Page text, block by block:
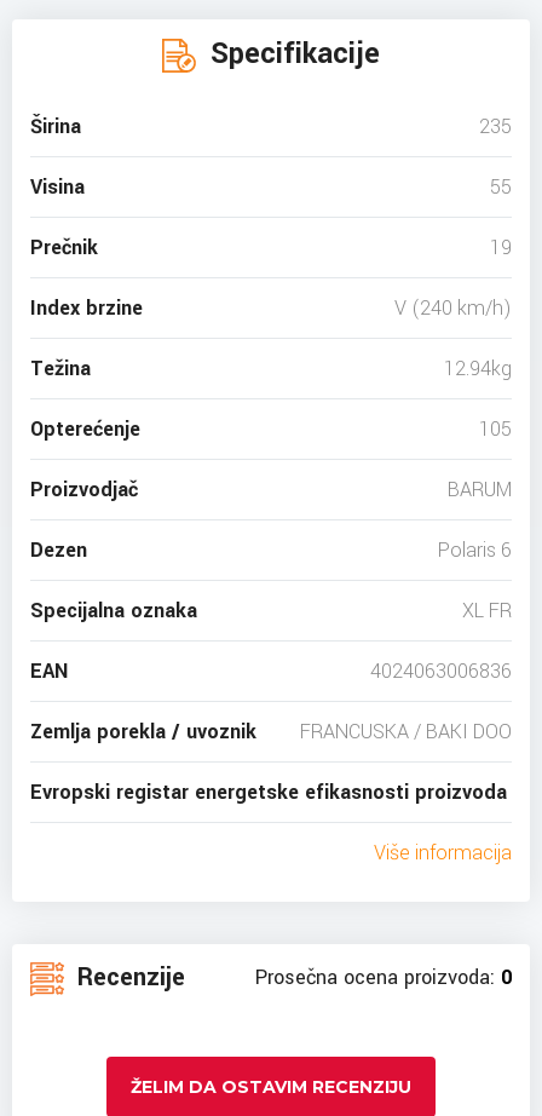
Specifikacije
Širina 235
Visina 55
Prečnik 19
Index brzine V (240 km/h)
Težina 12.94kg
Opterećenje 105
Proizvodjač BARUM
Dezen Polaris 6
Specijalna oznaka XL FR
EAN 4024063006836
Zemlja porekla / uvoznik FRANCUSKA / BAKI DOO
Evropski registar energetske efikasnosti proizvoda
Više informacija
Recenzije Prosečna ocena proizvoda: 0
ŽELIM DA OSTAVIM RECENZIJU